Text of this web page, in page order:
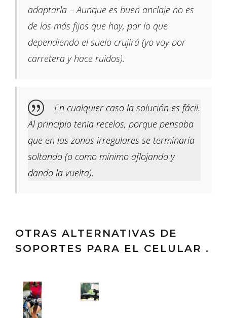
adaptarla – Aunque es buen anclaje no es
de los más fijos que hay, por lo que
dependiendo el suelo crujirá (yo voy por
carretera y hace ruidos).
En cualquier caso la solución es fácil.
Al principio tenia recelos, porque pensaba
que en las zonas irregulares se terminaría
soltando (o como mínimo aflojando y
dando la vuelta).
OTRAS ALTERNATIVAS DE
SOPORTES PARA EL CELULAR .